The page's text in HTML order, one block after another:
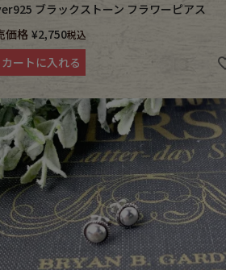
ブラックストーン フラワーピアス
価格 ¥2,750税込
カートに入れる